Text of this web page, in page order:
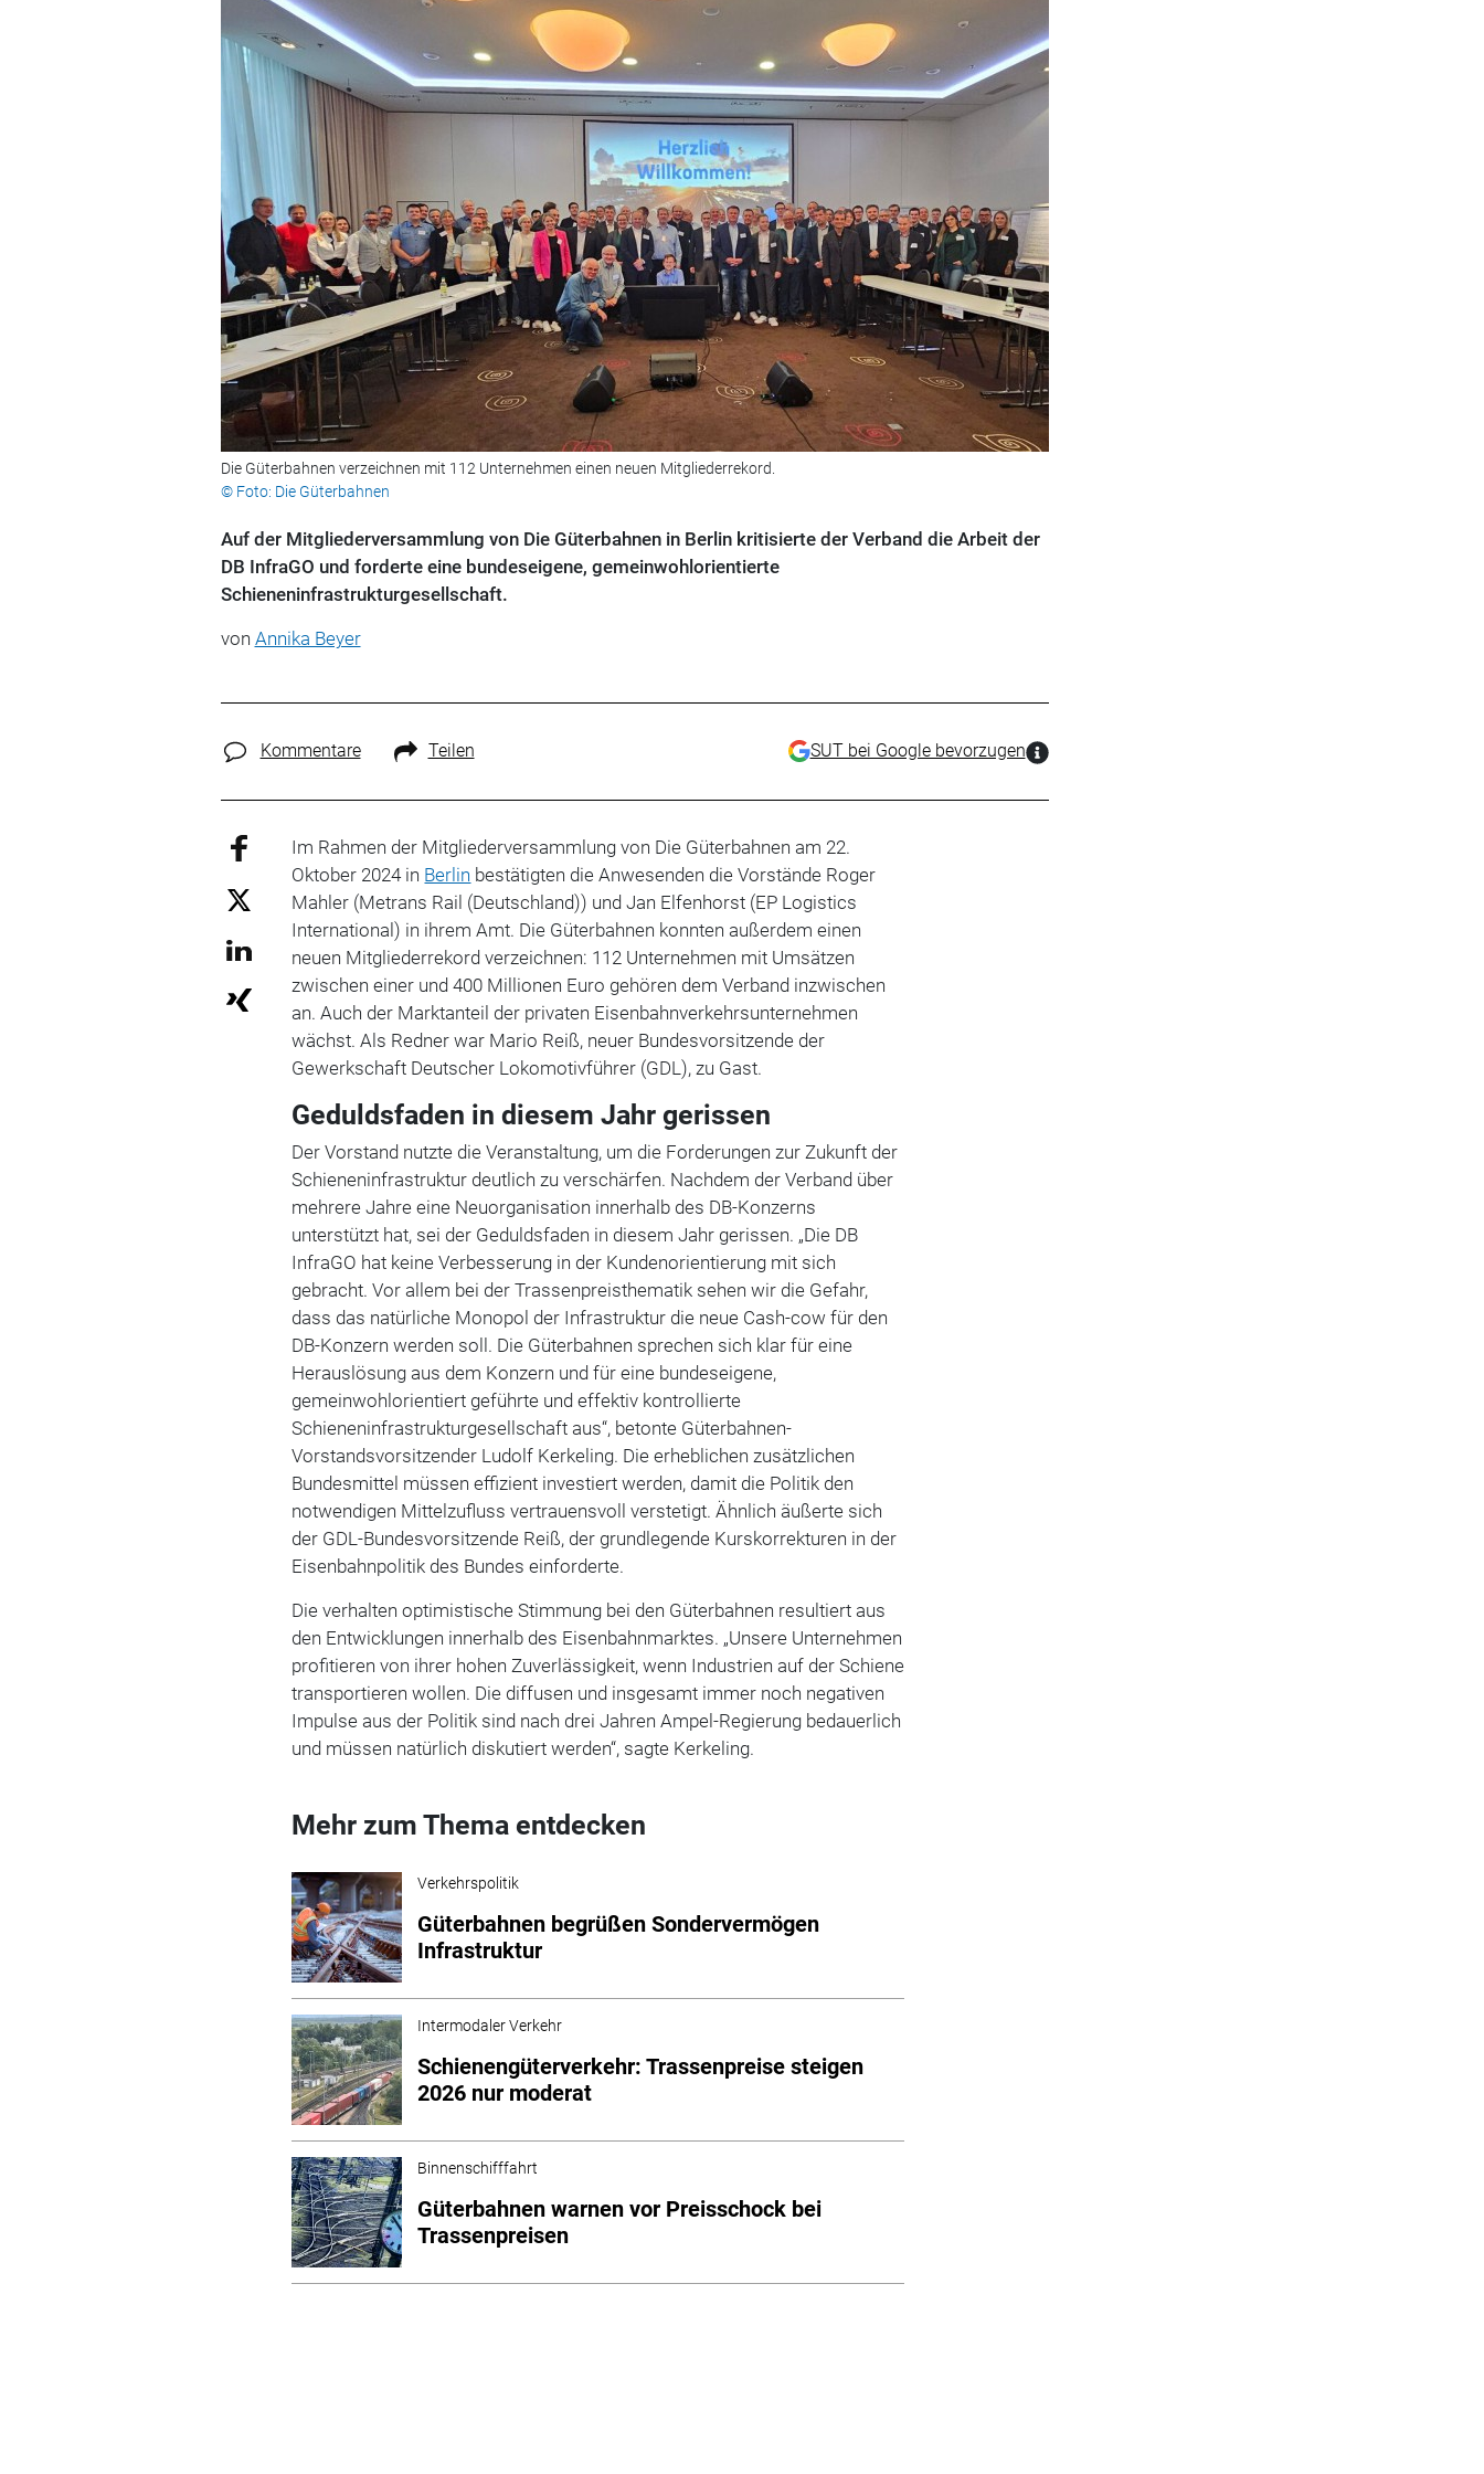
Die Güterbahnen verzeichnen mit 112 Unternehmen einen neuen Mitgliederrekord.
© Foto: Die Güterbahnen
Auf der Mitgliederversammlung von Die Güterbahnen in Berlin kritisierte der Verband die Arbeit der
DB InfraGO und forderte eine bundeseigene, gemeinwohlorientierte
Schieneninfrastrukturgesellschaft.
von Annika Beyer
Kommentare Teilen SUT bei Google bevorzugen
Im Rahmen der Mitgliederversammlung von Die Güterbahnen am 22.
Oktober 2024 in Berlin bestätigten die Anwesenden die Vorstände Roger
Mahler (Metrans Rail (Deutschland)) und Jan Elfenhorst (EP Logistics
International) in ihrem Amt. Die Güterbahnen konnten außerdem einen
neuen Mitgliederrekord verzeichnen: 112 Unternehmen mit Umsätzen
zwischen einer und 400 Millionen Euro gehören dem Verband inzwischen
an. Auch der Marktanteil der privaten Eisenbahnverkehrsunternehmen
wächst. Als Redner war Mario Reiß, neuer Bundesvorsitzende der
Gewerkschaft Deutscher Lokomotivführer (GDL), zu Gast.
Geduldsfaden in diesem Jahr gerissen
Der Vorstand nutzte die Veranstaltung, um die Forderungen zur Zukunft der
Schieneninfrastruktur deutlich zu verschärfen. Nachdem der Verband über
mehrere Jahre eine Neuorganisation innerhalb des DB-Konzerns
unterstützt hat, sei der Geduldsfaden in diesem Jahr gerissen. „Die DB
InfraGO hat keine Verbesserung in der Kundenorientierung mit sich
gebracht. Vor allem bei der Trassenpreisthematik sehen wir die Gefahr,
dass das natürliche Monopol der Infrastruktur die neue Cash-cow für den
DB-Konzern werden soll. Die Güterbahnen sprechen sich klar für eine
Herauslösung aus dem Konzern und für eine bundeseigene,
gemeinwohlorientiert geführte und effektiv kontrollierte
Schieneninfrastrukturgesellschaft aus“, betonte Güterbahnen-
Vorstandsvorsitzender Ludolf Kerkeling. Die erheblichen zusätzlichen
Bundesmittel müssen effizient investiert werden, damit die Politik den
notwendigen Mittelzufluss vertrauensvoll verstetigt. Ähnlich äußerte sich
der GDL-Bundesvorsitzende Reiß, der grundlegende Kurskorrekturen in der
Eisenbahnpolitik des Bundes einforderte.
Die verhalten optimistische Stimmung bei den Güterbahnen resultiert aus
den Entwicklungen innerhalb des Eisenbahnmarktes. „Unsere Unternehmen
profitieren von ihrer hohen Zuverlässigkeit, wenn Industrien auf der Schiene
transportieren wollen. Die diffusen und insgesamt immer noch negativen
Impulse aus der Politik sind nach drei Jahren Ampel-Regierung bedauerlich
und müssen natürlich diskutiert werden“, sagte Kerkeling.
Mehr zum Thema entdecken
Verkehrspolitik
Güterbahnen begrüßen Sondervermögen
Infrastruktur
Intermodaler Verkehr
Schienengüterverkehr: Trassenpreise steigen
2026 nur moderat
Binnenschifffahrt
Güterbahnen warnen vor Preisschock bei
Trassenpreisen